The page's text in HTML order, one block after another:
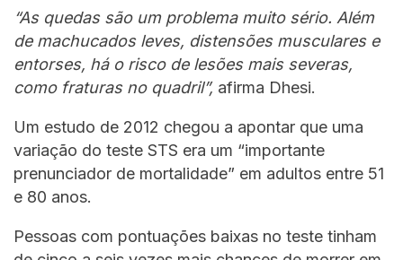
“As quedas são um problema muito sério. Além
de machucados leves, distensões musculares e
entorses, há o risco de lesões mais severas,
como fraturas no quadril”, afirma Dhesi.
Um estudo de 2012 chegou a apontar que uma
variação do teste STS era um “importante
prenunciador de mortalidade” em adultos entre 51
e 80 anos.
Pessoas com pontuações baixas no teste tinham